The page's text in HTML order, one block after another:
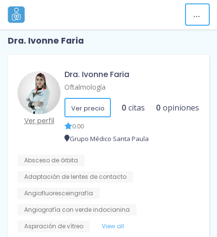
Dra. Ivonne Faria
Ver perfil
Dra. Ivonne Faria
Oftalmología
Ver precio 0 citas 0 opiniones
0.00
Grupo Médico Santa Paula
Absceso de órbita
Adaptación de lentes de contacto
Angiofluoresceingrafía
Angiografía con verde indocianina
Aspiración de vítreo
View all